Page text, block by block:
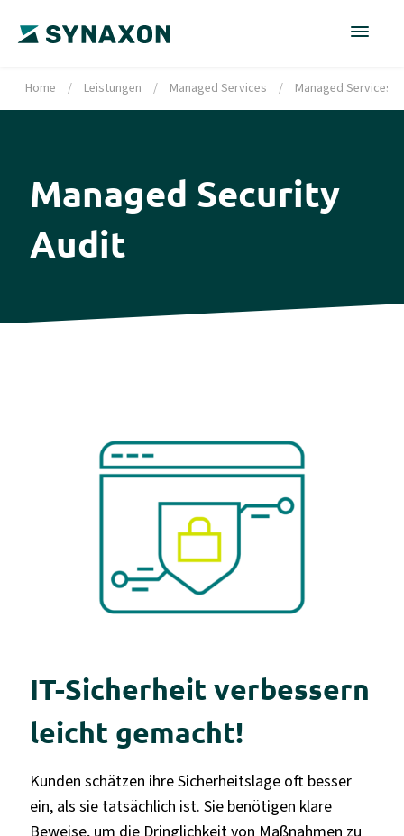
Home / Leistungen / Managed Services / Managed Services
Managed Security
Audit
IT-Sicherheit verbessern
leicht gemacht!
Kunden schätzen ihre Sicherheitslage oft besser
ein, als sie tatsächlich ist. Sie benötigen klare
Beweise, um die Dringlichkeit von Maßnahmen zu